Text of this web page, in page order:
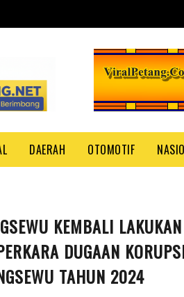
DAERAH OTOMOTIF
KEMBALI
DUGAAN
TAHUN 2024